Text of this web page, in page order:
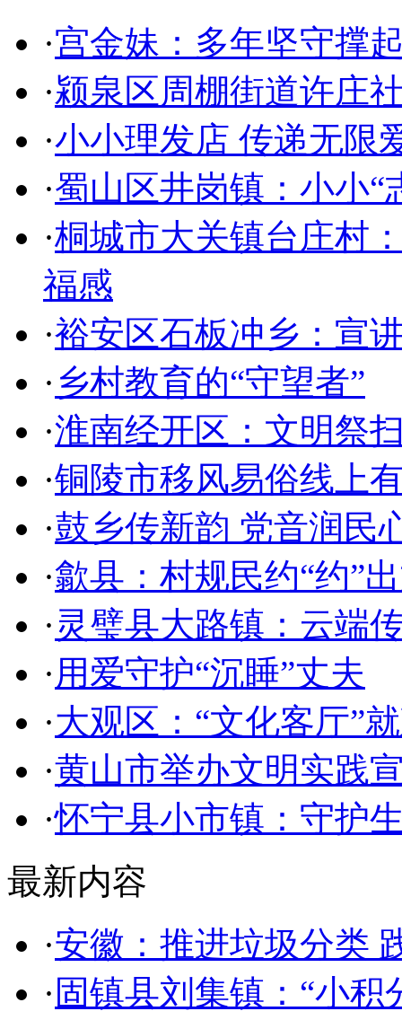
·宫金妹：多年坚守撑
·颍泉区周棚街道许庄
·小小理发店 传递无限
·蜀山区井岗镇：小小“
·桐城市大关镇台庄村
福感
·裕安区石板冲乡：宣
· 乡村教育的“守望者”
·淮南经开区：文明祭
·铜陵市移风易俗线上
·鼓乡传新韵 党音润民
·歙县：村规民约“约”
· 灵璧县大路镇：云端
·用爱守护“沉睡”丈夫
·大观区：“文化客厅”
·黄山市举办文明实践
·怀宁县小市镇：守护
最新内容
·安徽：推进垃圾分类
· 固镇县刘集镇：“小积